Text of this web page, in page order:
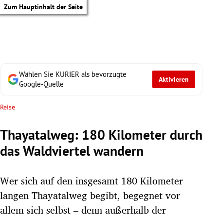
Zum Hauptinhalt der Seite
Untermenü
Wählen Sie KURIER als bevorzugte
Google-Quelle
Aktivieren
Reise
Thayatalweg: 180 Kilometer durch
das Waldviertel wandern
Wer sich auf den insgesamt 180 Kilometer
langen Thayatalweg begibt, begegnet vor
allem sich selbst – denn außerhalb der